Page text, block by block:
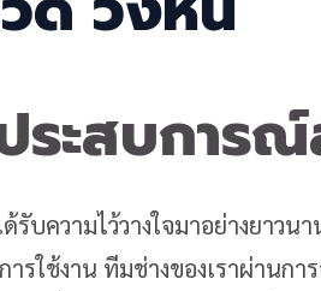
ระสบการ
บความไว้วางใจมาอย่างยาวน
ใช้งาน ทีมช่างของเราผ่านกา